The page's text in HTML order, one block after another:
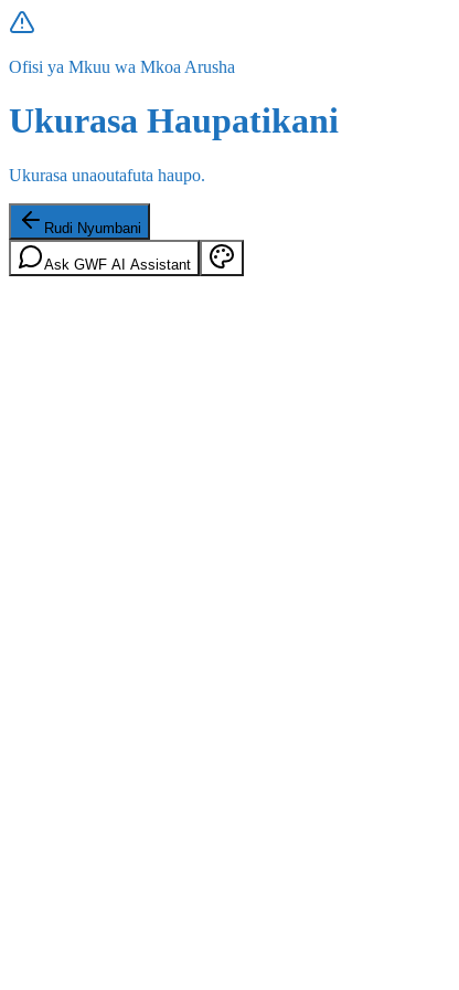
Ofisi ya Mkuu wa Mkoa Arusha
Ukurasa Haupatikani
Ukurasa unaoutafuta haupo.
Rudi Nyumbani
Ask GWF AI Assistant